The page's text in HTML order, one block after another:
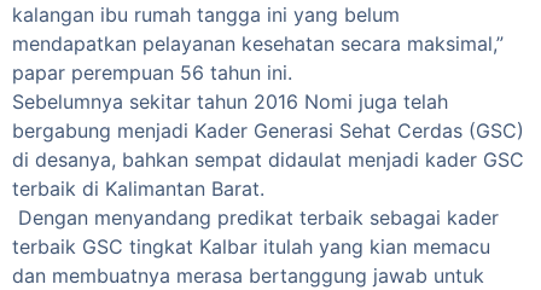
kalangan ibu rumah tangga ini yang belum
mendapatkan pelayanan kesehatan secara maksimal,”
papar perempuan 56 tahun ini.
Sebelumnya sekitar tahun 2016 Nomi juga telah
bergabung menjadi Kader Generasi Sehat Cerdas (GSC)
di desanya, bahkan sempat didaulat menjadi kader GSC
terbaik di Kalimantan Barat.
Dengan menyandang predikat terbaik sebagai kader
terbaik GSC tingkat Kalbar itulah yang kian memacu
dan membuatnya merasa bertanggung jawab untuk